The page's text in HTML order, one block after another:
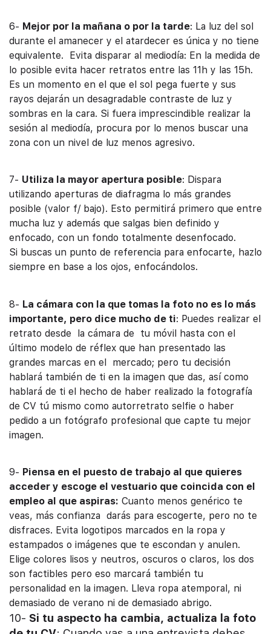
6- Mejor por la mañana o por la tarde: La luz del sol
durante el amanecer y el atardecer es única y no tiene
equivalente. Evita disparar al mediodía: En la medida de
lo posible evita hacer retratos entre las 11h y las 15h.
Es un momento en el que el sol pega fuerte y sus
rayos dejarán un desagradable contraste de luz y
sombras en la cara. Si fuera imprescindible realizar la
sesión al mediodía, procura por lo menos buscar una
zona con un nivel de luz menos agresivo.
7- Utiliza la mayor apertura posible: Dispara
utilizando aperturas de diafragma lo más grandes
posible (valor f/ bajo). Esto permitirá primero que entre
mucha luz y además que salgas bien definido y
enfocado, con un fondo totalmente desenfocado.
Si buscas un punto de referencia para enfocarte, hazlo
siempre en base a los ojos, enfocándolos.
8- La cámara con la que tomas la foto no es lo más
importante, pero dice mucho de ti: Puedes realizar el
retrato desde la cámara de tu móvil hasta con el
último modelo de réflex que han presentado las
grandes marcas en el mercado; pero tu decisión
hablará también de ti en la imagen que das, así como
hablará de ti el hecho de haber realizado la fotografía
de CV tú mismo como autorretrato selfie o haber
pedido a un fotógrafo profesional que capte tu mejor
imagen.
9- Piensa en el puesto de trabajo al que quieres
acceder y escoge el vestuario que coincida con el
empleo al que aspiras: Cuanto menos genérico te
veas, más confianza darás para escogerte, pero no te
disfraces. Evita logotipos marcados en la ropa y
estampados o imágenes que te escondan y anulen.
Elige colores lisos y neutros, oscuros o claros, los dos
son factibles pero eso marcará también tu
personalidad en la imagen. Lleva ropa atemporal, ni
demasiado de verano ni de demasiado abrigo.
10- Si tu aspecto ha cambia, actualiza la foto